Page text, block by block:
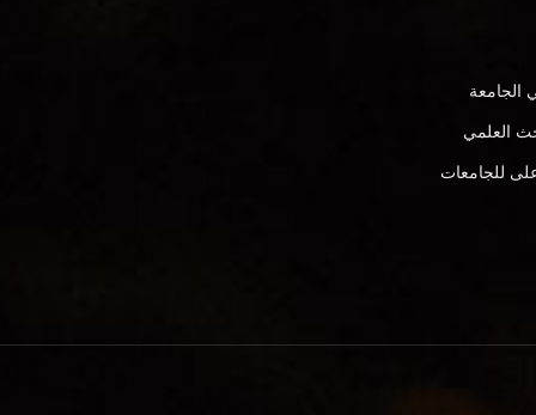
الجامعة
العلمي
للجامعات